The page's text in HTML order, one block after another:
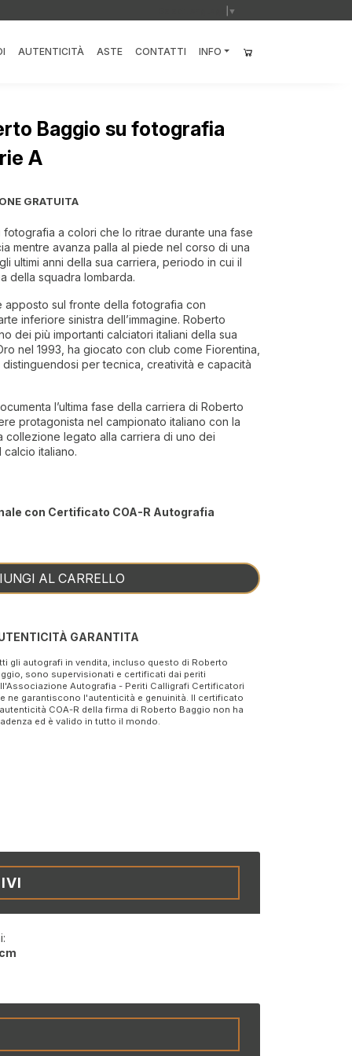
▼
AUTENTICITÀ ASTE CONTATTI INFO
Baggio su fotografia
A
GRATUITA
a colori che lo ritrae durante una fase
mentre avanza palla al piede nel corso di una
ultimi anni della sua carriera, periodo in cui il
della squadra lombarda.
apposto sul fronte della fotografia con
inferiore sinistra dell’immagine. Roberto
dei più importanti calciatori italiani della sua
nel 1993, ha giocato con club come Fiorentina,
per tecnica, creatività e capacità
l’ultima fase della carriera di Roberto
protagonista nel campionato italiano con la
collezione legato alla carriera di uno dei
italiano.
con Certificato COA-R Autografia
AL CARRELLO
GARANTITA
gli autografi in vendita, incluso questo di Roberto
sono supervisionati e certificati dai periti
Autografia - Periti Calligrafi Certificatori
ne garantiscono l'autenticità e genuinità. Il certificato
COA-R della firma di Roberto Baggio non ha
ed è valido in tutto il mondo.